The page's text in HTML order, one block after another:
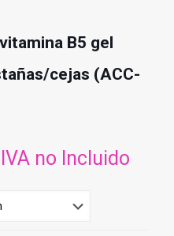
B5 gel
cejas (ACC-
Rango
IVA no Incluido